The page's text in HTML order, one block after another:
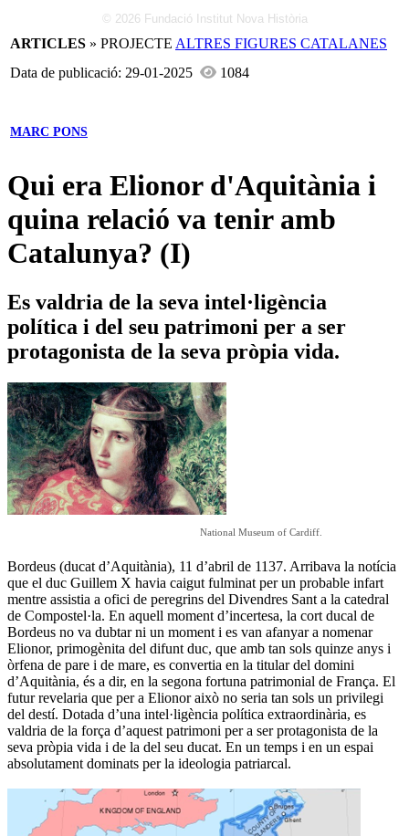
© 2026 Fundació Institut Nova Història
ARTICLES » PROJECTE ALTRES FIGURES CATALANES
Data de publicació: 29-01-2025
1084
MARC PONS
Qui era Elionor d'Aquitània i
quina relació va tenir amb
Catalunya? (I)
Es valdria de la seva intel·ligència
política i del seu patrimoni per a ser
protagonista de la seva pròpia vida.
National Museum of Cardiff.
Bordeus (ducat d’Aquitània), 11 d’abril de 1137. Arribava la notícia
que el duc Guillem X havia caigut fulminat per un probable infart
mentre assistia a ofici de peregrins del Divendres Sant a la catedral
de Compostel·la. En aquell moment d’incertesa, la cort ducal de
Bordeus no va dubtar ni un moment i es van afanyar a nomenar
Elionor, primogènita del difunt duc, que amb tan sols quinze anys i
òrfena de pare i de mare, es convertia en la titular del domini
d’Aquitània, és a dir, en la segona fortuna patrimonial de França. El
futur revelaria que per a Elionor això no seria tan sols un privilegi
del destí. Dotada d’una intel·ligència política extraordinària, es
valdria de la força d’aquest patrimoni per a ser protagonista de la
seva pròpia vida i de la del seu ducat. En un temps i en un espai
absolutament dominats per la ideologia patriarcal.